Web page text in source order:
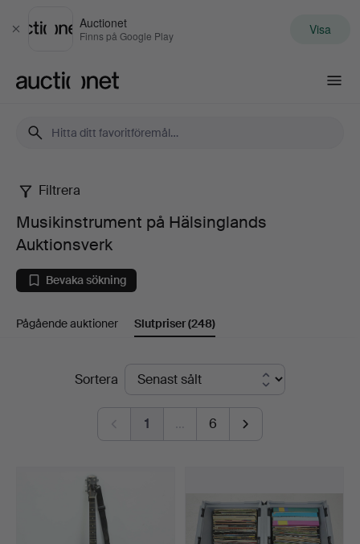
Stäng
Auctionet
Finns på Google Play Visa
Musikinstrument
på
Hälsinglands
Auktionsverk
Filtrera
Musikinstrument på Hälsinglands
Auktionsverk
Bevaka sökning
Pågående auktioner Slutpriser(248)
SlutpriserSortera
1 … 6